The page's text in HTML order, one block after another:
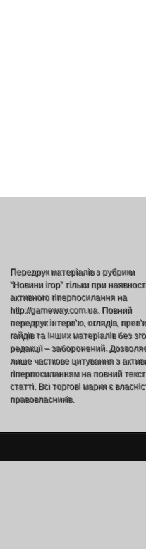
Передрук матеріалів з рубрики
“Новини ігор” тільки при
активного гіперпосилання на
http://gameway.com.ua. Повний
передрук інтерв’ю, оглядів,
гайдів та інших матеріалів без
редакції – заборонений.
лише часткове цитування з
гіперпосиланням на повний текст
статті. Всі торгові марки є
правовласників.